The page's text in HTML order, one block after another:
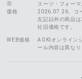
価格
スーツ・フォー
2026.07.26、コ
左記以外の商品
社旧価格です。
WEB価格
AOKIオンライン
ール内容は異なり